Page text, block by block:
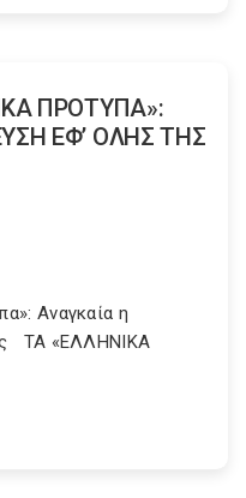
ΠΡΟΤΥΠΑ»:
ΕΦ’ ΟΛΗΣ ΤΗΣ
Αναγκαία η
ΤΑ «ΕΛΛΗΝΙΚΑ